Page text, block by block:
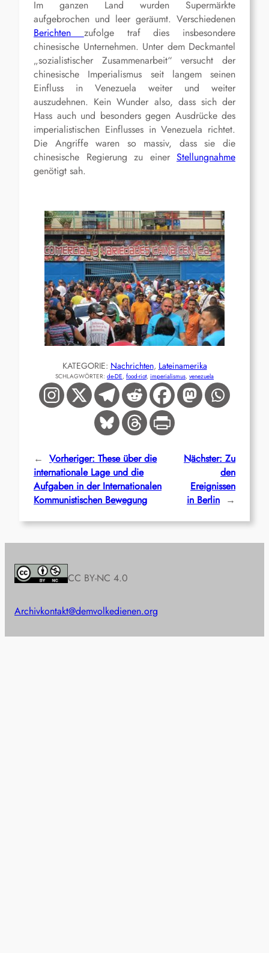
Im ganzen Land wurden Supermärkte
aufgebrochen und leer geräumt. Verschiedenen
Berichten zufolge traf dies insbesondere
chinesische Unternehmen. Unter dem Deckmantel
„sozialistischer Zusammenarbeit“ versucht der
chinesische Imperialismus seit langem seinen
Einfluss in Venezuela weiter und weiter
auszudehnen. Kein Wunder also, dass sich der
Hass auch und besonders gegen Ausdrücke des
imperialistischen Einflusses in Venezuela richtet.
Die Angriffe waren so massiv, dass sie die
chinesische Regierung zu einer Stellungnahme
genötigt sah.
KATEGORIE: Nachrichten, Lateinamerika
SCHLAGWÖRTER: de-DE, food-riot, imperialismus, venezuela
← Vorheriger: These über die
internationale Lage und die
Aufgaben in der Internationalen
Kommunistischen Bewegung
Nächster: Zu
den
Ereignissen
in Berlin →
CC BY-NC 4.0
Archivkontakt@demvolkedienen.org